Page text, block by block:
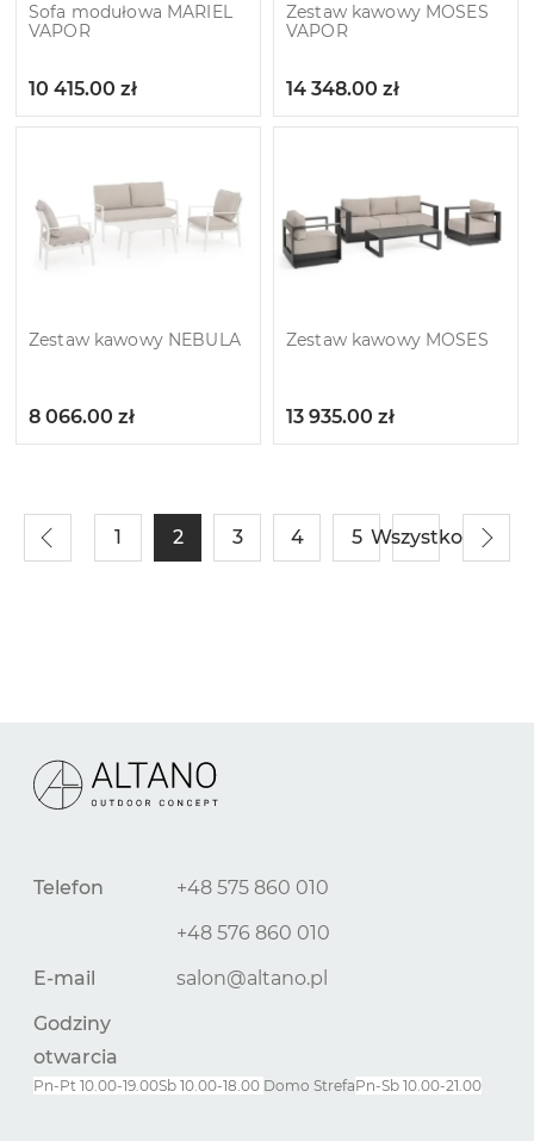
Sofa modułowa MARIEL
VAPOR
10 415.00 zł
Zestaw kawowy MOSES
VAPOR
14 348.00 zł
Zestaw kawowy NEBULA
8 066.00 zł
Zestaw kawowy MOSES
13 935.00 zł
1 2 3 4 5 Wszystko
Telefon
+48 575 860 010
+48 576 860 010
E-mail
salon@altano.pl
Godziny
otwarcia
Pn-Pt 10.00-19.00Sb 10.00-18.00 Domo StrefaPn-Sb 10.00-21.00